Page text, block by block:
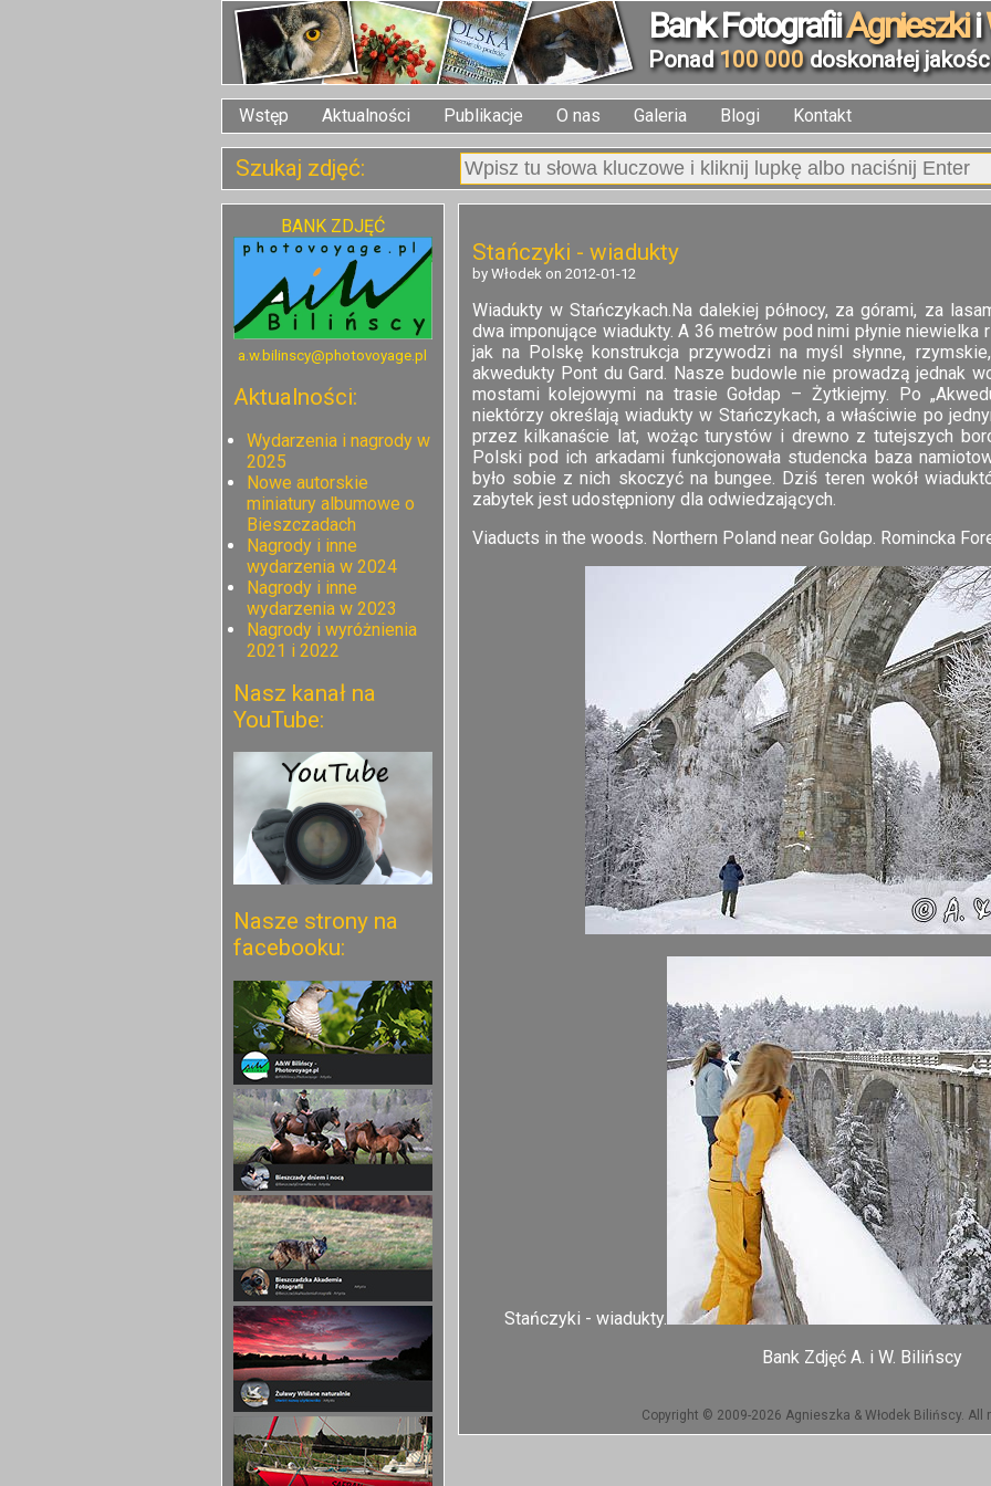
Bank FotografiiAgnieszkii
Ponad100 000doskonałej
Wstęp Aktualności Publikacje O nas Galeria Blogi Kontakt
Szukaj zdjęć:
BANK ZDJĘĆ
a.w.bilinscy@photovoyage.pl
Aktualności:
Wydarzenia i nagrody w
2025
Nowe autorskie
miniatury albumowe o
Bieszczadach
Nagrody i inne
wydarzenia w 2024
Nagrody i inne
wydarzenia w 2023
Nagrody i wyróżnienia
2021 i 2022
Nasz kanał na
YouTube:
Nasze strony na
facebooku:
Stańczyki - wiadukty
by Włodek on 2012-01-12
Wiadukty w Stańczykach.Na dalekiej północy, za górami, za
dwa imponujące wiadukty. A 36 metrów pod nimi płynie niewielka
jak na Polskę konstrukcja przywodzi na myśl słynne,
akwedukty Pont du Gard. Nasze budowle nie prowadzą jednak
mostami kolejowymi na trasie Gołdap – Żytkiejmy. Po
niektórzy określają wiadukty w Stańczykach, a właściwie po
przez kilkanaście lat, wożąc turystów i drewno z tutejszych
Polski pod ich arkadami funkcjonowała studencka baza
było sobie z nich skoczyć na bungee. Dziś teren wokół
zabytek jest udostępniony dla odwiedzających.
Viaducts in the woods. Northern Poland near Goldap. Romincka
Stańczyki - wiadukty.
Bank Zdjęć A. i W. Bilińscy
Copyright © 2009-2026 Agnieszka & Włodek Bilińscy. All